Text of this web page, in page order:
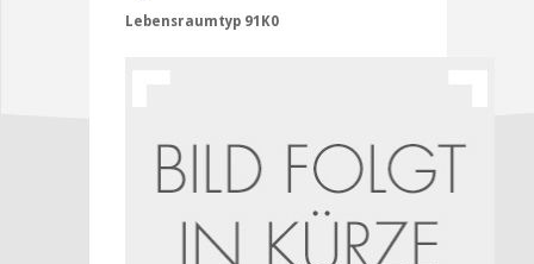
Lebensraumtyp 91K0